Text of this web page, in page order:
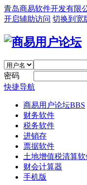
青岛商易软件开发有限
开启辅助访问 切换到宽
密码
快捷导航
商易用户论坛BBS
财务软件
税务软件
进销存
票据软件
土地增值税清算软
财会计算器
手机版